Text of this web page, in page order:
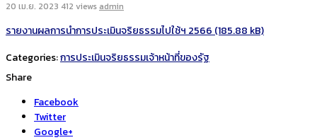
20 เม.ย. 2023 412 views admin
รายงานผลการนำการประเมินจริยธรรมไปใช้ฯ 2566
Categories:การประเมินจริยธรรมเจ้าหน้าที่ของรัฐ
Share
Facebook
Twitter
Google+